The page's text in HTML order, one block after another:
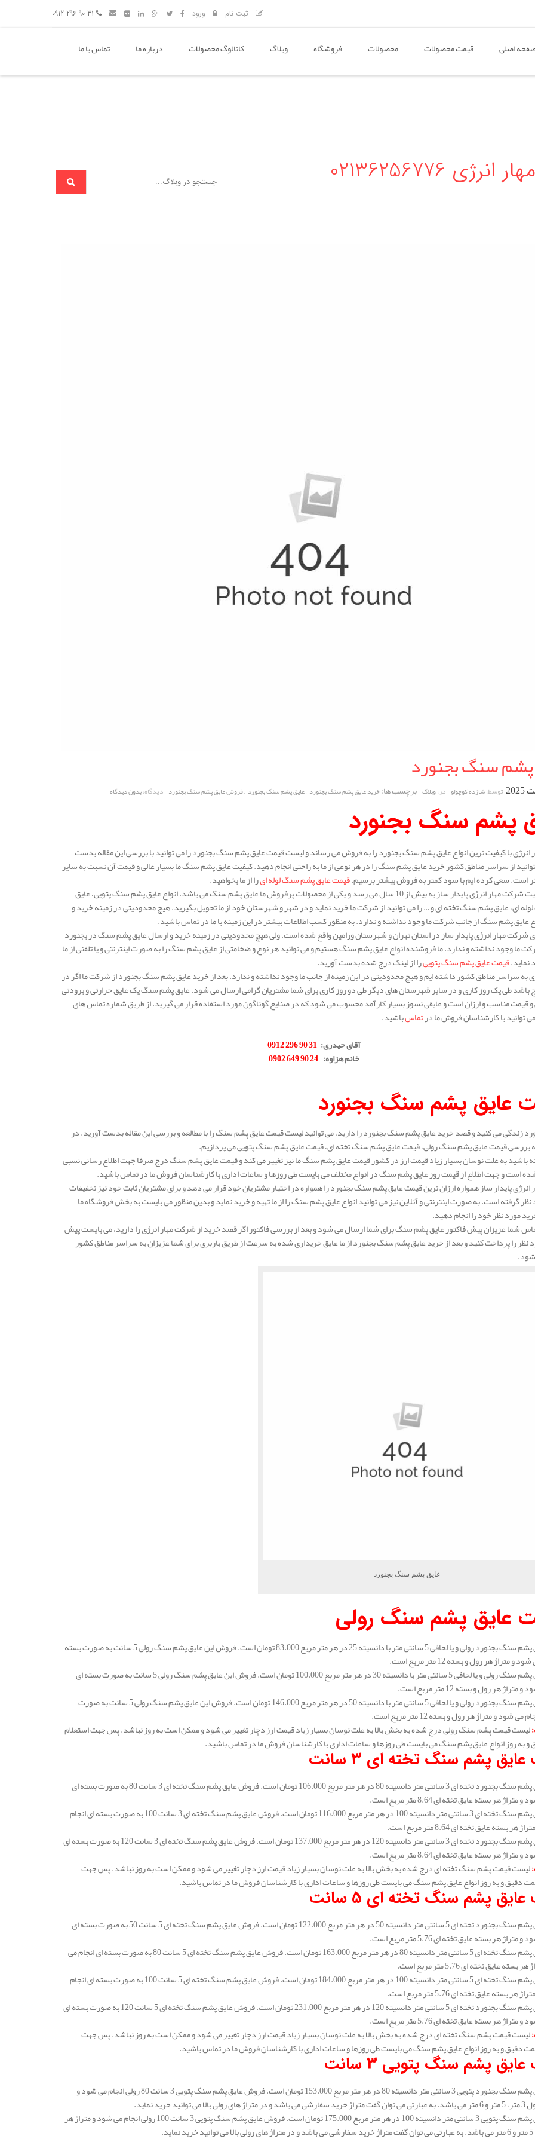
ثبت نام ورود
اصلی قیمت محصولات محصولات فروشگاه وبلاگ کاتالوگ محصولات درباره ما تماس با ما
پشم سنگ بجنورد
توسط:شازده کوچولو در:وبلاگ برچسب ها:خرید عایق پشم سنگ بجنورد ,عایق پشم سنگ بجنورد ,فروش عایق پشم سنگ بجنورد دیدگاه:بدون دیدگاه
پشم سنگ بجنورد
با کیفیت ترین انواع عایق پشم سنگ بجنورد را به فروش می رساند و لیست قیمت عایق پشم سنگ بجنورد را می توانید با بررسی این مقاله بدست
از سراسر مناطق کشور خرید عایق پشم سنگ را در هر نوعی از ما به راحتی انجام دهید. کیفیت عایق پشم سنگ ما بسیار عالی و قیمت آن نسبت به سایر
تر است. سعی کرده ایم با سود کمتر به فروش بیشتر برسیم.قیمت عایق پشم سنگ لوله ایرا از ما بخواهید.
سابقه فعالیت شرکت مهار انرژی پایدار ساز به بیش از 10 سال می رسد و یکی از محصولات پرفروش ما عایق پشم سنگ می باشد. انواع عایق پشم سنگ پتویی، عایق
ای، عایق پشم سنگ تخته ای و … را می توانید از شرکت ما خرید نماید و در شهر و شهرستان خود از ما تحویل بگیرید. هیچ محدودیتی در زمینه خرید و
عایق پشم سنگ از جانب شرکت ما وجود نداشته و ندارد. به منظور کسب اطلاعات بیشتر در این زمینه با ما در تماس باشید.
شرکت مهار انرژی پایدار ساز در استان تهران و شهرستان ورامین واقع شده است. ولی هیچ محدودیتی در زمینه خرید و ارسال عایق پشم سنگ در بجنورد
ما وجود نداشته و ندارد. ما فروشنده انواع عایق پشم سنگ هستیم و می توانید هر نوع و ضخامتی از عایق پشم سنگ را به صورت اینترنتی و یا تلفنی از ما
نماید.قیمت عایق پشم سنگ پتوییرا از لینک درج شده بدست آورید.
به سراسر مناطق کشور داشته ایم و هیچ محدودیتی در این زمینه از جانب ما وجود نداشته و ندارد. بعد از خرید عایق پشم سنگ بجنورد از شرکت ما اگر در
باشد طی یک روز کاری و در سایر شهرستان های دیگر طی دو روز کاری برای شما مشتریان گرامی ارسال می شود. عایق پشم سنگ یک عایق حرارتی و برودتی
و قیمت مناسب و ارزان است و عایقی نسوز بسیار کارآمد محسوب می شود که در صنایع گوناگون مورد استفاده قرار می گیرید. از طریق شماره تماس های
توانید با کارشناسان فروش ما درتماسباشید.
آقای حیدری:
31 90 296 0912
خانم هزاوه:
24 90 649 0902
عایق پشم سنگ بجنورد
زندگی می کنید و قصد خرید عایق پشم سنگ بجنورد را دارید، می توانید لیست قیمت عایق پشم سنگ را با مطالعه و بررسی این مقاله بدست آورید. در
بررسی قیمت عایق پشم سنگ رولی، قیمت عایق پشم سنگ تخته ای، قیمت عایق پشم سنگ پتویی می پردازیم.
باشید به علت نوسان بسیار زیاد قیمت ارز در کشور قیمت عایق پشم سنگ ما نیز تغییر می کند و قیمت عایق پشم سنگ درج صرفا جهت اطلاع رسانی نسبی
است و جهت اطلاع از قیمت روز عایق پشم سنگ در انواع مختلف می بایست طی روزها و ساعات اداری با کارشناسان فروش ما در تماس باشید.
پایدار ساز همواره ارزان ترین قیمت عایق پشم سنگ بجنورد را همواره در اختیار مشتریان خود قرار می دهد و برای مشتریان ثابت خود نیز تخفیفات
نظر گرفته است. به صورت اینترنتی و آنلاین نیز می توانید انواع عایق پشم سنگ را از ما تهیه و خرید نماید و بدین منظور می بایست به بخش فروشگاه ما
مورد نظر خود را انجام دهید.
شما عزیزان پیش فاکتور عایق پشم سنگ برای شما ارسال می شود و بعد از بررسی فاکتور اگر قصد خرید از شرکت مهار انرژی را دارید، می بایست پیش
نظر را پرداخت کنید و بعد از خرید عایق پشم سنگ بجنورد از ما عایق خریداری شده به سرعت از طریق باربری برای شما عزیزان به سراسر مناطق کشور
عایق پشم سنگ بجنورد
عایق پشم سنگ رولی
قیمت عایق پشم سنگ بجنورد رولی و یا لحافی 5 سانتی متر با دانسیته 25 در هر متر مربع 83.000 تومان است. فروش این عایق پشم سنگ رولی 5 سانت به صورت بسته
و متراژ هر رول و بسته 12 متر مربع است.
قیمت عایق پشم سنگ رولی و یا لحافی 5 سانتی متر با دانسیته 30 در هر متر مربع 100.000 تومان است. فروش این عایق پشم سنگ رولی 5 سانت به صورت بسته ای
هر رول و بسته 12 متر مربع است.
قیمت عایق پشم سنگ بجنورد رولی و یا لحافی 5 سانتی متر با دانسیته 50 در هر متر مربع 146.000 تومان است. فروش این عایق پشم سنگ رولی 5 سانت به صورت
شود و متراژ هر رول و بسته 12 متر مربع است.
:لیست قیمت پشم سنگ رولی درج شده به بخش بالا به علت نوسان بسیار زیاد قیمت ارز دچار تغییر می شود و ممکن است به روز نباشد. پس جهت استعلام
به روز انواع عایق پشم سنگ می بایست طی روزها و ساعات اداری با کارشناسان فروش ما در تماس باشید.
پشم سنگ تخته ای 3 سانت
قیمت عایق پشم سنگ بجنورد تخته ای 3 سانتی متر دانسیته 80 در هر متر مربع 106.000 تومان است. فروش عایق پشم سنگ تخته ای 3 سانت 80 به صورت بسته ای
هر بسته عایق تخته ای 8.64 متر مربع است.
قیمت عایق پشم سنگ تخته ای 3 سانتی متر دانسیته 100 در هر متر مربع 116.000 تومان است. فروش عایق پشم سنگ تخته ای 3 سانت 100 به صورت بسته ای انجام
بسته عایق تخته ای 8.64 متر مربع است.
قیمت عایق پشم سنگ بجنورد تخته ای 3 سانتی متر دانسیته 120 در هر متر مربع 137.000 تومان است. فروش عایق پشم سنگ تخته ای 3 سانت 120 به صورت بسته ای
هر بسته عایق تخته ای 8.64 متر مربع است.
:لیست قیمت پشم سنگ تخته ای درج شده به بخش بالا به علت نوسان بسیار زیاد قیمت ارز دچار تغییر می شود و ممکن است به روز نباشد. پس جهت
دقیق و به روز انواع عایق پشم سنگ می بایست طی روزها و ساعات اداری با کارشناسان فروش ما در تماس باشید.
پشم سنگ تخته ای 5 سانت
قیمت عایق پشم سنگ بجنورد تخته ای 5 سانتی متر دانسیته 50 در هر متر مربع 122.000 تومان است. فروش عایق پشم سنگ تخته ای 5 سانت 50 به صورت بسته ای
هر بسته عایق تخته ای 5.76 متر مربع است.
قیمت عایق پشم سنگ تخته ای 5 سانتی متر دانسیته 80 در هر متر مربع 163.000 تومان است. فروش عایق پشم سنگ تخته ای 5 سانت 80 به صورت بسته ای انجام می
عایق تخته ای 5.76 متر مربع است.
قیمت عایق پشم سنگ تخته ای 5 سانتی متر دانسیته 100 در هر متر مربع 184.000 تومان است. فروش عایق پشم سنگ تخته ای 5 سانت 100 به صورت بسته ای انجام
بسته عایق تخته ای 5.76 متر مربع است.
قیمت عایق پشم سنگ بجنورد تخته ای 5 سانتی متر دانسیته 120 در هر متر مربع 231.000 تومان است. فروش عایق پشم سنگ تخته ای 5 سانت 120 به صورت بسته ای
هر بسته عایق تخته ای 5.76 متر مربع است.
:لیست قیمت پشم سنگ تخته ای درج شده به بخش بالا به علت نوسان بسیار زیاد قیمت ارز دچار تغییر می شود و ممکن است به روز نباشد. پس جهت
دقیق و به روز انواع عایق پشم سنگ می بایست طی روزها و ساعات اداری با کارشناسان فروش ما در تماس باشید.
پشم سنگ پتویی 3 سانت
قیمت عایق پشم سنگ بجنورد پتویی 3 سانتی متر دانسیته 80 در هر متر مربع 153.000 تومان است. فروش عایق پشم سنگ پتویی 3 سانت 80 رولی انجام می شود و
می توانید خرید نماید.
قیمت عایق پشم سنگ پتویی 3 سانتی متر دانسیته 100 در هر متر مربع 175.000 تومان است. فروش عایق پشم سنگ پتویی 3 سانت 100 رولی انجام می شود و متراژ هر